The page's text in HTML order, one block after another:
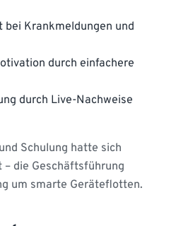
Krankmeldungen und
durch einfachere
durch Live-Nachweise
Schulung hatte sich
die Geschäftsführung
um smarte Geräteflotten.